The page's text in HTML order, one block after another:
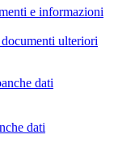
e informazioni
ulteriori
dati
dati